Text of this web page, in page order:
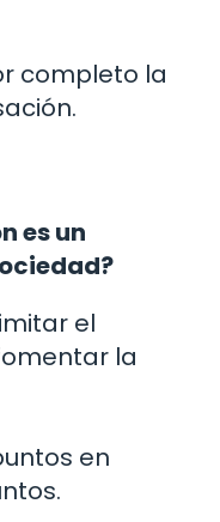
completo la
es un
el
la
en